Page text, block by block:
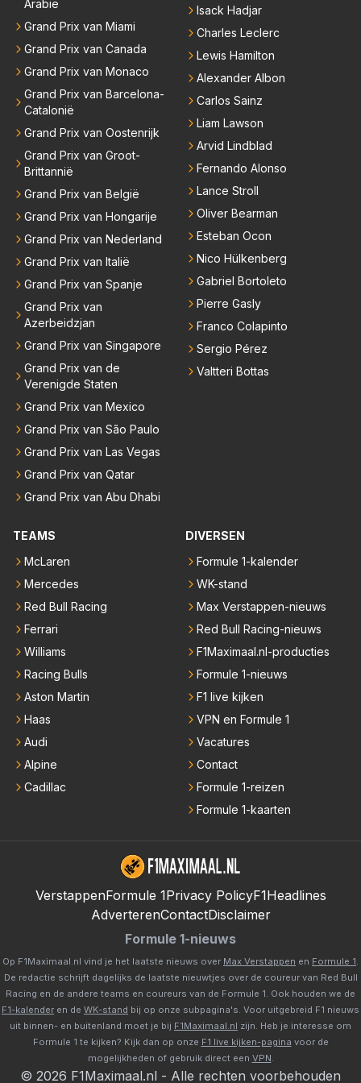
Arabië
Grand Prix van Miami
Grand Prix van Canada
Grand Prix van Monaco
Grand Prix van Barcelona-
Catalonië
Grand Prix van Oostenrijk
Grand Prix van Groot-
Brittannië
Grand Prix van België
Grand Prix van Hongarije
Grand Prix van Nederland
Grand Prix van Italië
Grand Prix van Spanje
Grand Prix van
Azerbeidzjan
Grand Prix van Singapore
Grand Prix van de
Verenigde Staten
Grand Prix van Mexico
Grand Prix van São Paulo
Grand Prix van Las Vegas
Grand Prix van Qatar
Grand Prix van Abu Dhabi
Isack Hadjar
Charles Leclerc
Lewis Hamilton
Alexander Albon
Carlos Sainz
Liam Lawson
Arvid Lindblad
Fernando Alonso
Lance Stroll
Oliver Bearman
Esteban Ocon
Nico Hülkenberg
Gabriel Bortoleto
Pierre Gasly
Franco Colapinto
Sergio Pérez
Valtteri Bottas
TEAMS
McLaren
Mercedes
Red Bull Racing
Ferrari
Williams
Racing Bulls
Aston Martin
Haas
Audi
Alpine
Cadillac
DIVERSEN
Formule 1-kalender
WK-stand
Max Verstappen-nieuws
Red Bull Racing-nieuws
F1Maximaal.nl-producties
Formule 1-nieuws
F1 live kijken
VPN en Formule 1
Vacatures
Contact
Formule 1-reizen
Formule 1-kaarten
VerstappenFormule 1Privacy PolicyF1Headlines
AdverterenContactDisclaimer
Formule 1-nieuws
Op F1Maximaal.nl vind je het laatste nieuws over Max Verstappen en Formule 1
De redactie schrijft dagelijks de laatste nieuwtjes over de coureur van Red Bull
Racing en de andere teams en coureurs van de Formule 1. Ook houden we de
F1-kalender en de WK-stand bij op onze subpagina's. Voor uitgebreid F1 nieuws
uit binnen- en buitenland moet je bij F1Maximaal.nl zijn. Heb je interesse om
Formule 1 te kijken? Kijk dan op onze F1 live kijken-pagina voor de
mogelijkheden of gebruik direct een VPN
© 2026 F1Maximaal.nl - Alle rechten voorbehouden